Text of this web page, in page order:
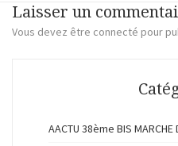
Laisser un
Vous devez être connecté pour
AACTU 38ème BIS MARCHE